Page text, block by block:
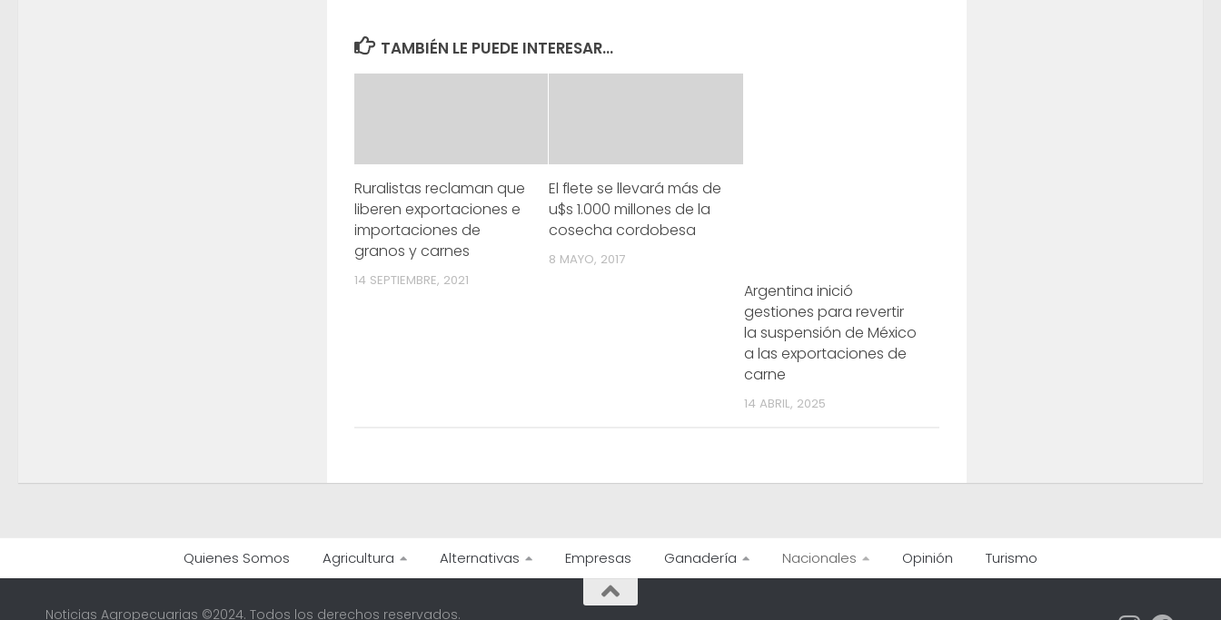
TAMBIÉN LE PUEDE INTERESAR...
Ruralistas reclaman que
liberen exportaciones e
importaciones de
granos y carnes
14 SEPTIEMBRE, 2021
El flete se llevará más de
u$s 1.000 millones de la
cosecha cordobesa
8 MAYO, 2017
Argentina inició
gestiones para revertir
la suspensión de México
a las exportaciones de
carne
14 ABRIL, 2025
Quienes Somos Agricultura Alternativas Empresas Ganadería Nacionales Opinión Turismo
Noticias Agropecuarias ©2024. Todos los derechos reservados.